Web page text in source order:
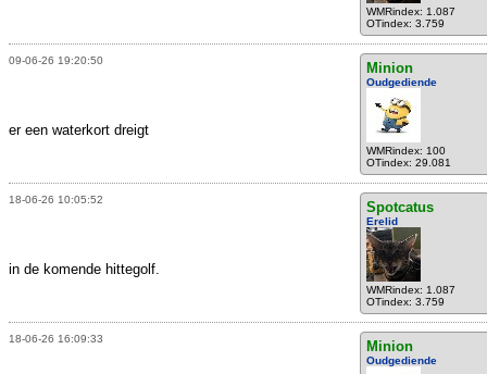
WMRindex: 1.087
OTindex: 3.759
09-06-26 19:20:50 Minion
Oudgediende
WMRindex: 100
OTindex: 29.081
er een waterkort dreigt
18-06-26 10:05:52 Spotcatus
Erelid
WMRindex: 1.087
OTindex: 3.759
in de komende hittegolf.
18-06-26 16:09:33 Minion
Oudgediende